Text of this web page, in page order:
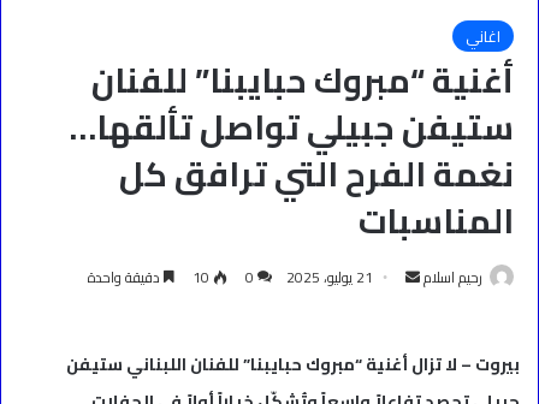
اغاني
أغنية “مبروك حبايبنا” للفنان
ستيفن جبيلي تواصل تألقها…
نغمة الفرح التي ترافق كل
المناسبات
رحيم اسلام
أرسل 21 يوليو، 2025 0
10 دقيقة واحدة
بيروت – لا تزال أغنية “مبروك حبايبنا” للفنان اللبناني ستيفن